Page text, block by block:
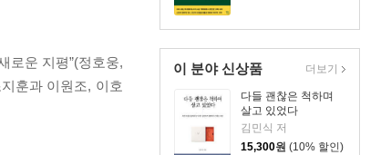
이 분야 신상품
다들 괜찮은 척하며
살고 있었다
김민식 저
15,300원 (10% 할인)
더보기
로운 지평”(정호웅,
훈과 이원조, 이호